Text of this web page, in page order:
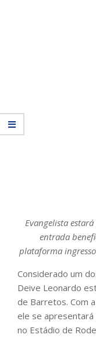
Evangelista
entrada
Considerado um
Deive Leonardo
de Barretos. Com
ele se
no Estádio de